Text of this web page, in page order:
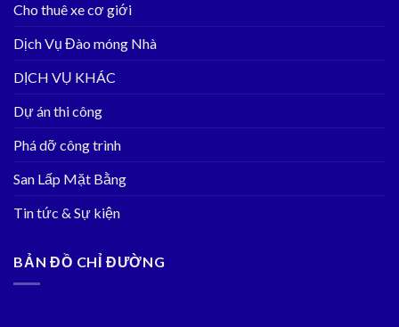
Cho thuê xe cơ giới
Dịch Vụ Đào móng Nhà
DỊCH VỤ KHÁC
Dự án thi công
Phá dỡ công trình
San Lấp Mặt Bằng
Tin tức & Sự kiện
BẢN ĐỒ CHỈ ĐƯỜNG